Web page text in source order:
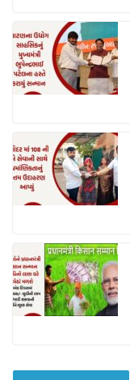
k
c
e
b
o
o
k
at
s
A
p
p